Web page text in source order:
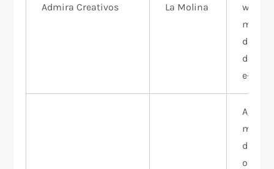
Admira Creativos La Molina
web,
digital
e-
digital
ofrece